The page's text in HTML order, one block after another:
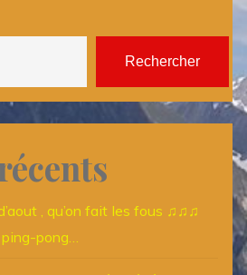
Rechercher
, qu’on fait les fous ♫♫♫
pong…